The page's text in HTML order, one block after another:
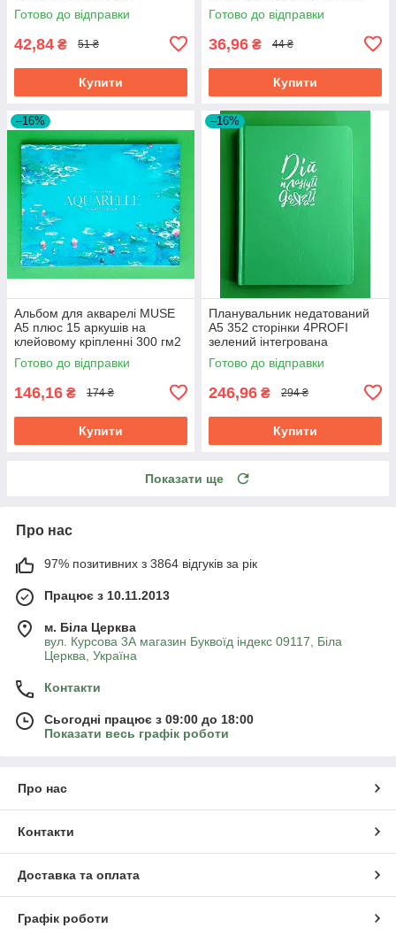
червоними ручками 1.8 мм
Готово до відправки
42,84 ₴ 51 ₴
Купити
Готово до відправки
36,96 ₴ 44 ₴
Купити
–16%
Альбом для акварелі MUSE
A5 плюс 15 аркушів на
клейовому кріпленні 300 гм2
Готово до відправки
146,16 ₴ 174 ₴
Купити
–16%
Планувальник недатований
A5 352 сторінки 4PROFI
зелений інтегрована
обкладинка тиснення
срібною фольгою ляссе 70 г
Готово до відправки
246,96 ₴ 294 ₴
Купити
Показати ще
Про нас
97% позитивних з 3864 відгуків за рік
Працює з 10.11.2013
м. Біла Церква
вул. Курсова 3А магазин Буквоїд індекс 09117, Біла
Церква, Україна
Контакти
Сьогодні працює з 09:00 до 18:00
Показати весь графік роботи
Про нас
Контакти
Доставка та оплата
Графік роботи